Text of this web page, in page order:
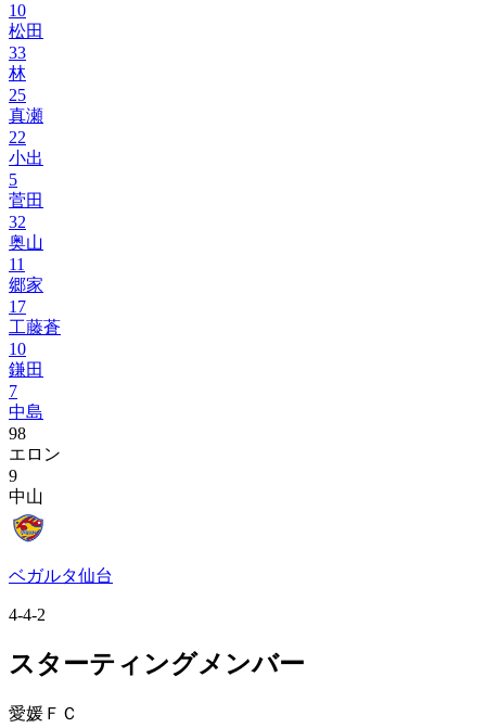
10
松田
33
林
25
真瀬
22
小出
5
菅田
32
奥山
11
郷家
17
工藤蒼
10
鎌田
7
中島
98
エロン
9
中山
ベガルタ仙台
4-4-2
スターティングメンバー
愛媛ＦＣ